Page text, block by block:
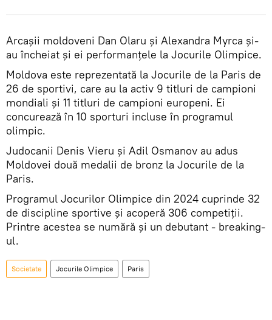
Arcașii moldoveni Dan Olaru și Alexandra Myrca și-
au încheiat și ei performanțele la Jocurile Olimpice.
Moldova este reprezentată la Jocurile de la Paris de
26 de sportivi, care au la activ 9 titluri de campioni
mondiali și 11 titluri de campioni europeni. Ei
concurează în 10 sporturi incluse în programul
olimpic.
Judocanii Denis Vieru și Adil Osmanov au adus
Moldovei două medalii de bronz la Jocurile de la
Paris.
Programul Jocurilor Olimpice din 2024 cuprinde 32
de discipline sportive și acoperă 306 competiții.
Printre acestea se numără și un debutant - breaking-
ul.
Societate Jocurile Olimpice Paris